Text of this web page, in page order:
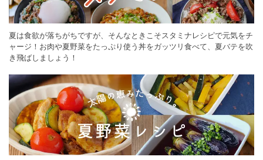
夏は食欲が落ちがちですが、そんなときこそスタミナレシピで元気をチ
ャージ！お肉や夏野菜をたっぷり使う丼をガッツリ食べて、夏バテを吹
き飛ばしましょう！